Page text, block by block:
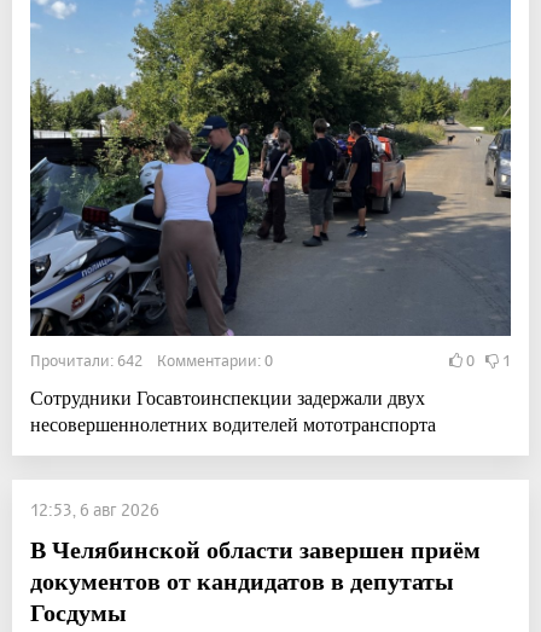
Прочитали: 642 Комментарии: 0 0 1
Сотрудники Госавтоинспекции задержали двух
несовершеннолетних водителей мототранспорта
12:53, 6 авг 2026
В Челябинской области завершен приём
документов от кандидатов в депутаты
Госдумы